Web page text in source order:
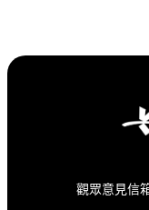
觀眾意見信